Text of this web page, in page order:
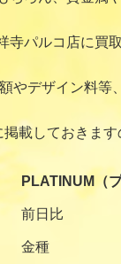
寺パルコ店に買
やデザイン料等
載しておきま
PLATINUM（
前日比
金種